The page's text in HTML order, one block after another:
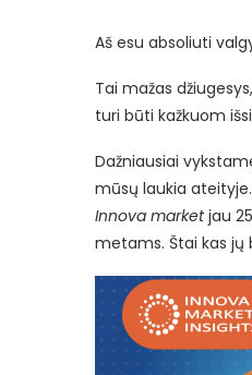
Aš esu absoliuti
Tai mažas
turi būti kažkuom
Dažniausiai
mūsų laukia
Innova marketjau
metams. Štai kas